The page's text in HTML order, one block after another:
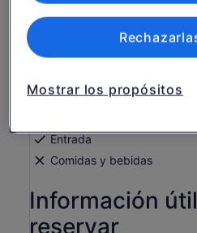
precio
de
adulto
21 €
incluye tasas e impuestos
Es posible que el
Qué incluye y
Entrada
Comidas y bebidas
Información
reservar
Lista de asociados (proveedores)
Mostrar los propósitos